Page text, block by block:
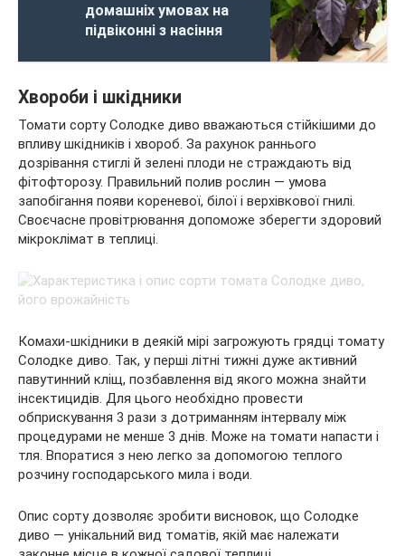
домашніх умовах на
підвіконні з насіння
Хвороби і шкідники
Томати сорту Солодке диво вважаються стійкішими до
впливу шкідників і хвороб. За рахунок раннього
дозрівання стиглі й зелені плоди не страждають від
фітофторозу. Правильний полив рослин — умова
запобігання появи кореневої, білої і верхівкової гнилі.
Своєчасне провітрювання допоможе зберегти здоровий
мікроклімат в теплиці.
Комахи-шкідники в деякій мірі загрожують грядці томату
Солодке диво. Так, у перші літні тижні дуже активний
павутинний кліщ, позбавлення від якого можна знайти
інсектицидів. Для цього необхідно провести
обприскування 3 рази з дотриманням інтервалу між
процедурами не менше 3 днів. Може на томати напасти і
тля. Впоратися з нею легко за допомогою теплого
розчину господарського мила і води.
Опис сорту дозволяє зробити висновок, що Солодке
диво — унікальний вид томатів, якій має належати